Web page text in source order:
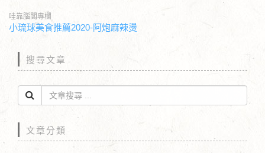
哇靠腦闆專欄
小琉球美食推薦2020-阿炮麻辣燙
搜尋文章
文章分類